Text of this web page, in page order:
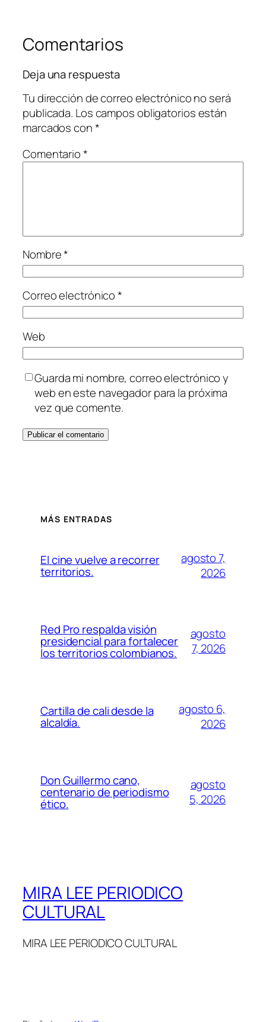
Comentarios
Deja una respuesta
Tu dirección de correo electrónico no será
publicada. Los campos obligatorios están
marcados con*
Comentario*
Nombre*
Correo electrónico*
Web
Guarda mi nombre, correo electrónico y
web en este navegador para la próxima
vez que comente.
MÁS ENTRADAS
El cine vuelve a recorrer
territorios.
agosto 7,
2026
Red Pro respalda visión
presidencial para fortalecer
los territorios colombianos.
agosto
7, 2026
Cartilla de cali desde la
alcaldía.
agosto 6,
2026
Don Guillermo cano,
centenario de periodismo
ético.
agosto
5, 2026
MIRA LEE PERIODICO
CULTURAL
MIRA LEE PERIODICO CULTURAL